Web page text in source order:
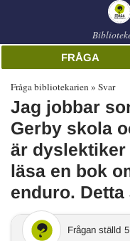
FRÅGA
Fråga bibliotekarien Svar
Jag jobbar
Gerby skola
är
läsa en bok
enduro.
Frågan ställd